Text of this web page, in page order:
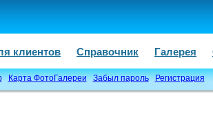
клиентов Справочник Галерея
Карта ФотоГалереи Забыл пароль Регистрация